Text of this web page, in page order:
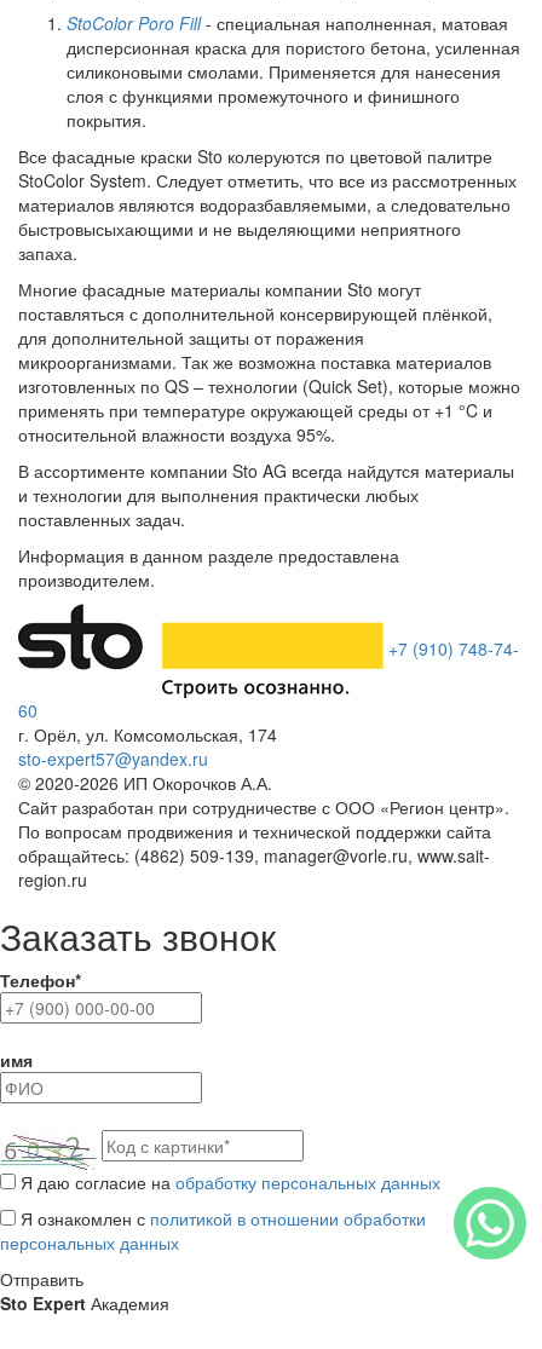
StoColor Poro Fill- специальная наполненная, матовая
дисперсионная краска для пористого бетона, усиленная
силиконовыми смолами. Применяется для нанесения
слоя с функциями промежуточного и финишного
покрытия.
Все фасадные краски Sto колеруются по цветовой палитре
StoColor System. Следует отметить, что все из рассмотренных
материалов являются водоразбавляемыми, а следовательно
быстровысыхающими и не выделяющими неприятного
запаха.
Многие фасадные материалы компании Sto могут
поставляться с дополнительной консервирующей плёнкой,
для дополнительной защиты от поражения
микроорганизмами. Так же возможна поставка материалов
изготовленных по QS – технологии (Quick Set), которые можно
применять при температуре окружающей среды от +1 °C и
относительной влажности воздуха 95%.
В ассортименте компании Sto AG всегда найдутся материалы
и технологии для выполнения практически любых
поставленных задач.
Информация в данном разделе предоставлена
производителем.
+7 (910) 748-74-
60
г. Орёл, ул. Комсомольская, 174
sto-expert57@yandex.ru
© 2020-2026 ИП Окорочков А.А.
Сайт разработан при сотрудничестве с ООО «Регион центр».
По вопросам продвижения и технической поддержки сайта
обращайтесь: (4862) 509-139, manager@vorle.ru, www.sait-
region.ru
Заказать звонок
Телефон*
имя
Я даю согласие на обработку персональных данных
Я ознакомлен с политикой в отношении обработки
персональных данных
Отправить
Sto Expert Академия